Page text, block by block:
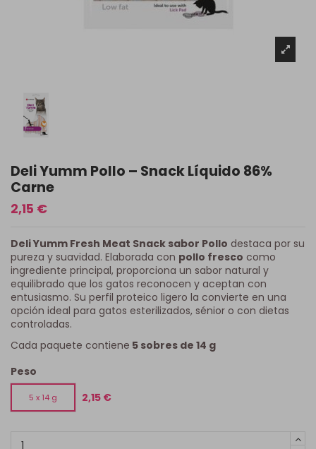
Deli Yumm Pollo – Snack Líquido 86%
Carne
2,15 €
Deli Yumm Fresh Meat Snack sabor Pollo destaca por su
pureza y suavidad. Elaborada con pollo fresco como
ingrediente principal, proporciona un sabor natural y
equilibrado que los gatos reconocen y aceptan con
entusiasmo. Su perfil proteico ligero la convierte en una
opción ideal para gatos esterilizados, sénior o con dietas
controladas.
Cada paquete contiene 5 sobres de 14 g
Peso
5 x 14 g 2,15 €